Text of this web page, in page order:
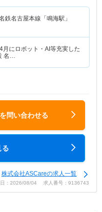
鉄名古屋本線「鳴海駅」
月にロボット・AI等充実した
名…
問い合わせる
株式会社ASCareの求人一覧
日：2026/08/04 求人番号：9136743